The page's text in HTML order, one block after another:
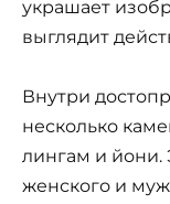
украшает
выглядит
Внутри
несколько
лингам и
женского и